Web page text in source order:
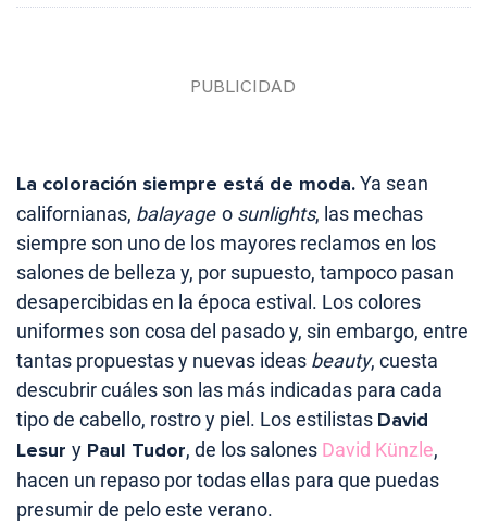
La coloración siempre está de moda.Ya sean
californianas, balayage o sunlights, las mechas
siempre son uno de los mayores reclamos en los
salones de belleza y, por supuesto, tampoco pasan
desapercibidas en la época estival. Los colores
uniformes son cosa del pasado y, sin embargo, entre
tantas propuestas y nuevas ideas beauty, cuesta
descubrir cuáles son las más indicadas para cada
tipo de cabello, rostro y piel. Los estilistas David
Lesur y Paul Tudor, de los salones David Künzle,
hacen un repaso por todas ellas para que puedas
presumir de pelo este verano.